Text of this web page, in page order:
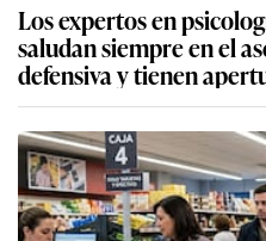
Los expertos en
saludan siempre en el
defensiva y tienen